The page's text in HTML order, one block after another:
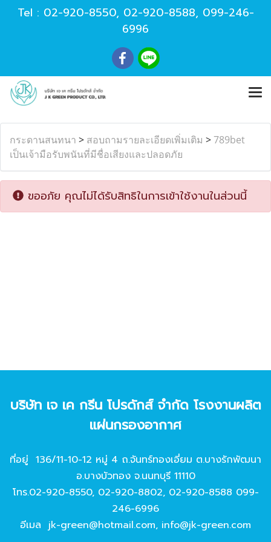
Tel : 02-920-8550, 02-920-8588, 099-246-
6996
กระดานสนทนา > สอบถามรายละเอียดเพิ่มเติม >789bet
เป็นเจ้ามือรับพนันที่มีชื่อเสียงและปลอดภัย
ขออภัย คุณไม่ได้รับสิทธิในการเข้าใช้งานในส่วนนี้
บริษัท เจ เค กรีน โปรดักส์ จํากัด โรงงานผลิต
แผ่นกรองอากาศ
ที่อยู่ 136/11-10-12 หมู่ 4 ถ.จันทร์ทองเอี่ยม ต.บางรักพัฒนา
อ.บางบัวทอง จ.นนทบุรี 11110
โทร.02-920-8550, 02-920-8802, 02-920-8588 099-
246-6996
อีเมล jk-green@hotmail.com, info@jk-green.com